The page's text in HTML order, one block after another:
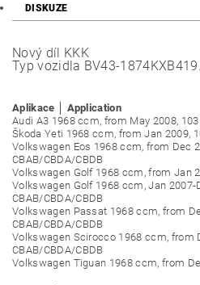
DISKUZE
Nový díl KKK
Typ vozidla BV43-
Aplikace │ Application
Audi A3 1968 ccm, from May 2008, 103
Škoda Yeti 1968 ccm, from Jan 2009,
Volkswagen Eos 1968 ccm, from Dec
CBAB/CBDA/CBDB
Volkswagen Golf 1968 ccm, from Jan
Volkswagen Golf 1968 ccm, Jan 2007-
CBAB/CBDA/CBDB
Volkswagen Passat 1968 ccm, from
CBAB/CBDA/CBDB
Volkswagen Scirocco 1968 ccm, from
CBAB/CBDA/CBDB
Volkswagen Tiguan 1968 ccm, from